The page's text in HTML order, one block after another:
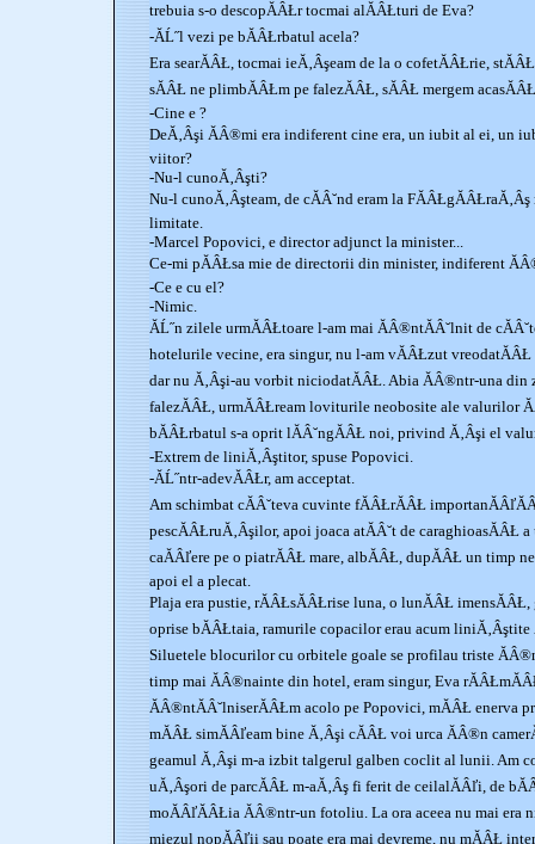
trebuia s-o descopĂÂŁr tocmai alĂÂŁturi de Eva?
-ĂĹ˝l vezi pe bĂÂŁrbatul acela?
Era searĂÂŁ, tocmai ieĂ‚Âşeam de la o cofetĂÂŁrie,
sĂÂŁ ne plimbĂÂŁm pe falezĂÂŁ, sĂÂŁ mergem
-Cine e ?
DeĂ‚Âşi ĂÂ®mi era indiferent cine era, un iubit al ei, un
viitor?
-Nu-l cunoĂ‚Âşti?
Nu-l cunoĂ‚Âşteam, de cĂÂ˘nd eram la
limitate.
-Marcel Popovici, e director adjunct la minister...
Ce-mi pĂÂŁsa mie de directorii din minister, indiferent
-Ce e cu el?
-Nimic.
ĂĹ˝n zilele urmĂÂŁtoare l-am mai ĂÂ®ntĂÂ˘lnit de
hotelurile vecine, era singur, nu l-am vĂÂŁzut
dar nu Ă‚Âşi-au vorbit niciodatĂÂŁ. Abia ĂÂ®ntr-una din
falezĂÂŁ, urmĂÂŁream loviturile neobosite ale valurilor
bĂÂŁrbatul s-a oprit lĂÂ˘ngĂÂŁ noi, privind Ă‚Âşi el
-Extrem de liniĂ‚Âştitor, spuse Popovici.
-ĂĹ˝ntr-adevĂÂŁr, am acceptat.
Am schimbat cĂÂ˘teva cuvinte fĂÂŁrĂÂŁ
pescĂÂŁruĂ‚Âşilor, apoi joaca atĂÂ˘t de caraghioasĂÂŁ
caĂÂľere pe o piatrĂÂŁ mare, albĂÂŁ, dupĂÂŁ un timp
apoi el a plecat.
Plaja era pustie, rĂÂŁsĂÂŁrise luna, o lunĂÂŁ
oprise bĂÂŁtaia, ramurile copacilor erau acum liniĂ‚Âştite
Siluetele blocurilor cu orbitele goale se profilau triste
timp mai ĂÂ®nainte din hotel, eram singur, Eva
ĂÂ®ntĂÂ˘lniserĂÂŁm acolo pe Popovici, mĂÂŁ enerva
mĂÂŁ simĂÂľeam bine Ă‚Âşi cĂÂŁ voi urca ĂÂ®n
geamul Ă‚Âşi m-a izbit talgerul galben coclit al lunii. Am
uĂ‚Âşori de parcĂÂŁ m-aĂ‚Âş fi ferit de ceilalĂÂľi, de
moĂÂľĂÂŁia ĂÂ®ntr-un fotoliu. La ora aceea nu mai era
miezul nopĂÂľii sau poate era mai devreme, nu mĂÂŁ